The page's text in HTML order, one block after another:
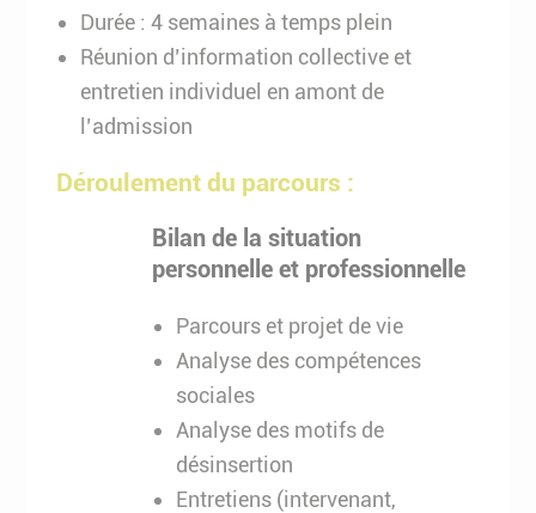
Durée : 4 semaines à temps plein
Réunion d’information collective et
entretien individuel en amont de
l’admission
Déroulement du parcours :
Bilan de la situation
personnelle et professionnelle
Parcours et projet de vie
Analyse des compétences
sociales
Analyse des motifs de
désinsertion
Entretiens (intervenant,